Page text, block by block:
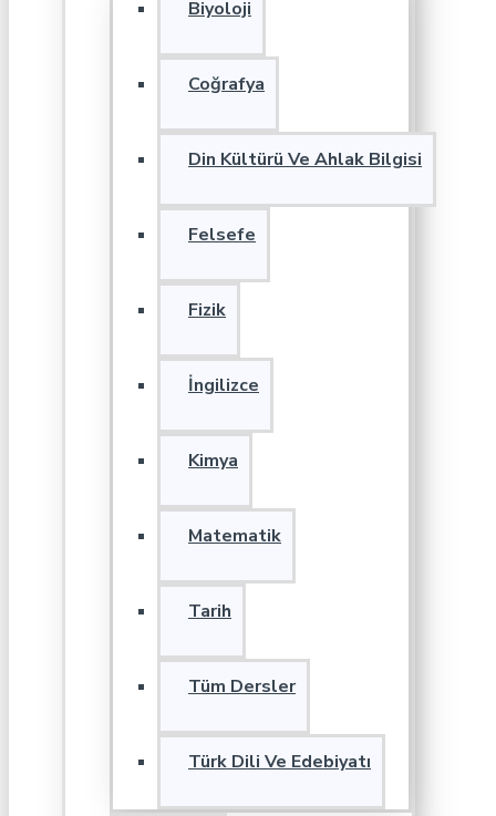
Biyoloji
Coğrafya
Din Kültürü Ve Ahlak Bilgisi
Felsefe
Fizik
İngilizce
Kimya
Matematik
Tarih
Tüm Dersler
Türk Dili Ve Edebiyatı